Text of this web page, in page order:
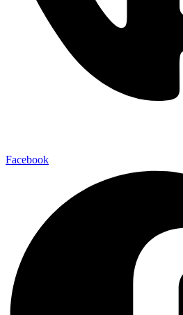
Facebook